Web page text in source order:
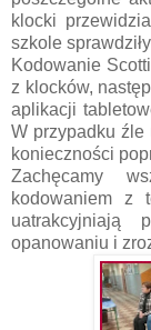
klocki
szkole
Kodowanie
z klocków,
aplikacji
W przypadku źle
konieczności
Zachęcamy
kodowaniem z
uatrakcyjniają
opanowaniu i